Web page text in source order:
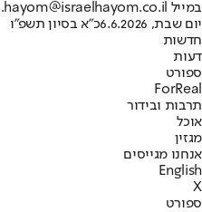
במייל hayom@israelhayom.co.il.
יום שבת, 6.6.2026
כ"א בסיון תשפ"ו
חדשות
דעות
ספורט
ForReal
תרבות ובידור
אוכל
מגזין
אנחנו מגייסים
English
X
ספורט